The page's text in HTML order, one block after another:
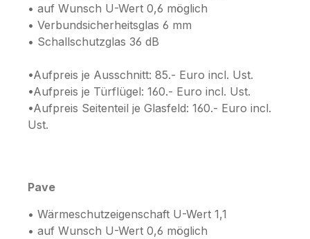
• auf Wunsch U-Wert 0,6 möglich
• Verbundsicherheitsglas 6 mm
• Schallschutzglas 36 dB
•Aufpreis je Ausschnitt: 85.- Euro incl. Ust.
•Aufpreis je Türflügel: 160.- Euro incl. Ust.
•Aufpreis Seitenteil je Glasfeld: 160.- Euro incl.
Ust.
Pave
• Wärmeschutzeigenschaft U-Wert 1,1
• auf Wunsch U-Wert 0,6 möglich